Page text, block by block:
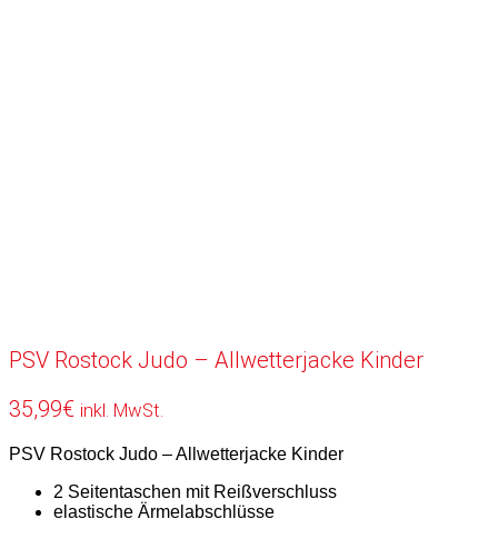
PSV Rostock Judo – Allwetterjacke Kinder
35,99€ inkl. MwSt.
PSV Rostock Judo – Allwetterjacke Kinder
2 Seitentaschen mit Reißverschluss
elastische Ärmelabschlüsse